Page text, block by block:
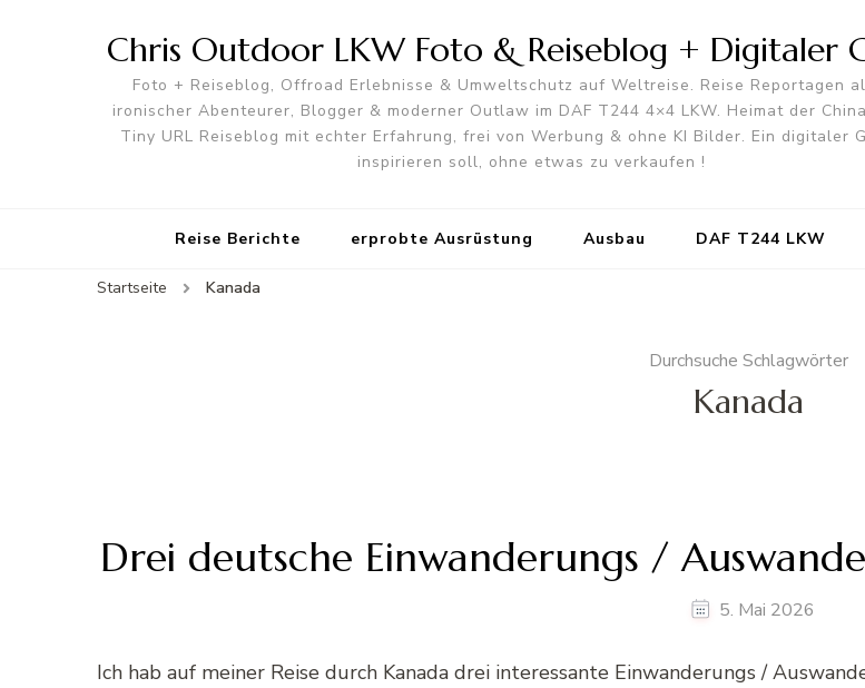
Chris Outdoor LKW Foto & Reiseblog + Digitaler
Foto + Reiseblog, Offroad Erlebnisse & Umweltschutz auf Weltreise. Reise Reportagen
ironischer Abenteurer, Blogger & moderner Outlaw im DAF T244 4×4 LKW. Heimat der
Tiny URL Reiseblog mit echter Erfahrung, frei von Werbung & ohne KI Bilder. Ein digitaler
inspirieren soll, ohne etwas zu verkaufen !
Reise Berichte erprobte Ausrüstung Ausbau DAF T244 LKW
Startseite Kanada
Durchsuche Schlagwörter
Kanada
Drei deutsche Einwanderungs /
5. Mai 2026
Ich hab auf meiner Reise durch Kanada drei interessante Einwanderungs /